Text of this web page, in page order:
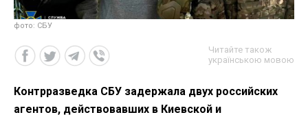
фото: СБУ
Читайте також
українською мовою
Контрразведка СБУ задержала двух российских
агентов, действовавших в Киевской и